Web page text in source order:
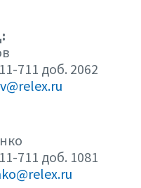
711 доб. 2062
711 доб. 1081